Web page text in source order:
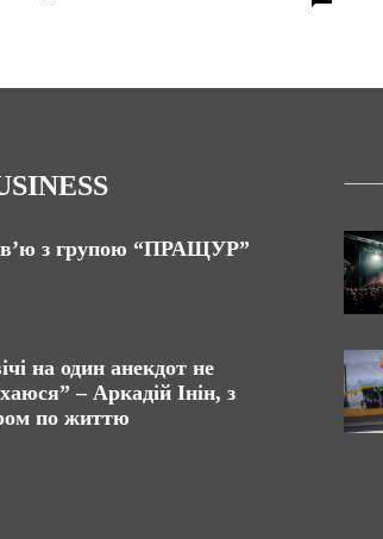
з групою “ПРАЩУР”
на один анекдот не
– Аркадій Інін, з
по життю